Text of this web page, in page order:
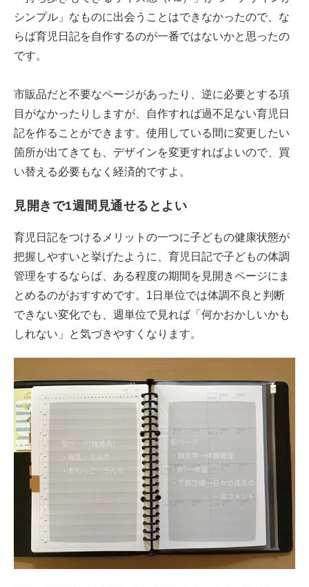
シンプル」なものに出会うことはできなかったので、な
らば育児日記を自作するのが一番ではないかと思ったの
です。
市販品だと不要なページがあったり、逆に必要とする項
目がなかったりしますが、自作すれば過不足ない育児日
記を作ることができます。使用している間に変更したい
箇所が出てきても、デザインを変更すればよいので、買
い替える必要もなく経済的ですよ。
見開きで1週間見通せるとよい
育児日記をつけるメリットの一つに子どもの健康状態が
把握しやすいと挙げたように、育児日記で子どもの体調
管理をするならば、ある程度の期間を見開きページにま
とめるのがおすすめです。1日単位では体調不良と判断
できない変化でも、週単位で見れば「何かおかしいかも
しれない」と気づきやすくなります。